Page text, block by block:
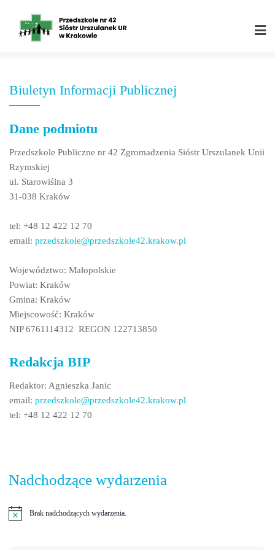
content
Biuletyn Informacji Publicznej
Dane podmiotu
Przedszkole Publiczne nr 42 Zgromadzenia Sióstr Urszulanek Unii
Rzymskiej
ul. Starowiślna 3
31-038 Kraków
tel: +48 12 422 12 70
email: przedszkole@przedszkole42.krakow.pl
Województwo: Małopolskie
Powiat: Kraków
Gmina: Kraków
Miejscowość: Kraków
NIP 6761114312 REGON 122713850
Redakcja BIP
Redaktor: Agnieszka Janic
email: przedszkole@przedszkole42.krakow.pl
tel: +48 12 422 12 70
Nadchodzące wydarzenia
Powiadomienie
Brak nadchodzących wydarzenia.